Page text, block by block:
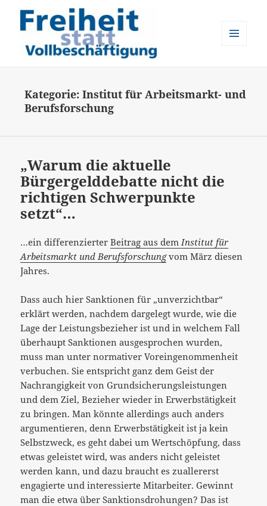
Kategorie:Institut für Arbeitsmarkt- und
Berufsforschung
„Warum die aktuelle
Bürgergelddebatte nicht die
richtigen Schwerpunkte
setzt“…
…ein differenzierterBeitrag aus dem Institut für
Arbeitsmarkt und Berufsforschungvom März diesen
Jahres.
Dass auch hier Sanktionen für „unverzichtbar“
erklärt werden, nachdem dargelegt wurde, wie die
Lage der Leistungsbezieher ist und in welchem Fall
überhaupt Sanktionen ausgesprochen wurden,
muss man unter normativer Voreingenommenheit
verbuchen. Sie entspricht ganz dem Geist der
Nachrangigkeit von Grundsicherungsleistungen
und dem Ziel, Bezieher wieder in Erwerbstätigkeit
zu bringen. Man könnte allerdings auch anders
argumentieren, denn Erwerbstätigkeit ist ja kein
Selbstzweck, es geht dabei um Wertschöpfung, dass
etwas geleistet wird, was anders nicht geleistet
werden kann, und dazu braucht es zuallererst
engagierte und interessierte Mitarbeiter. Gewinnt
man die etwa über Sanktionsdrohungen? Das ist